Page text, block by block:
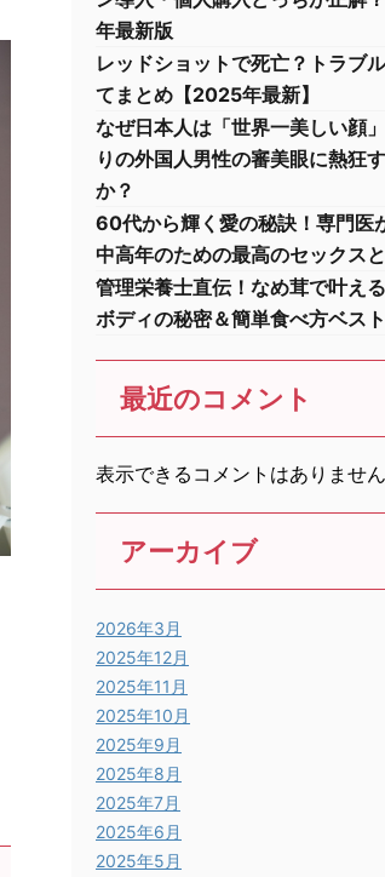
年最新版
レッドショットで死亡？トラブ
てまとめ【2025年最新】
なぜ日本人は「世界一美しい顔
りの外国人男性の審美眼に熱狂
か？
60代から輝く愛の秘訣！専門医
中高年のための最高のセックス
管理栄養士直伝！なめ茸で叶え
ボディの秘密＆簡単食べ方ベス
最近のコメント
表示できるコメントはありません
アーカイブ
2026年3月
2025年12月
2025年11月
2025年10月
2025年9月
2025年8月
2025年7月
2025年6月
2025年5月